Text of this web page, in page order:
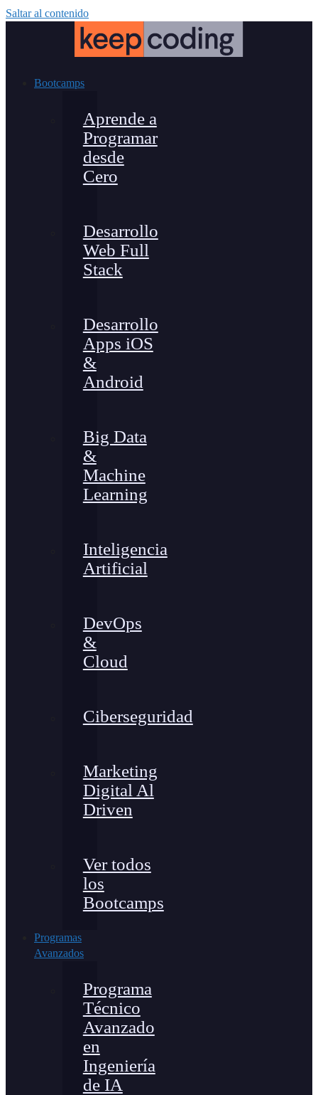
Saltar al contenido
Bootcamps
Aprende a
Programar
desde
Cero
Desarrollo
Web Full
Stack
Desarrollo
Apps iOS
&
Android
Big Data
&
Machine
Learning
Inteligencia
Artificial
DevOps
&
Cloud
Ciberseguridad
Marketing
Digital Al
Driven
Ver todos
los
Bootcamps
Programas
Avanzados
Programa
Técnico
Avanzado
en
Ingeniería
de IA